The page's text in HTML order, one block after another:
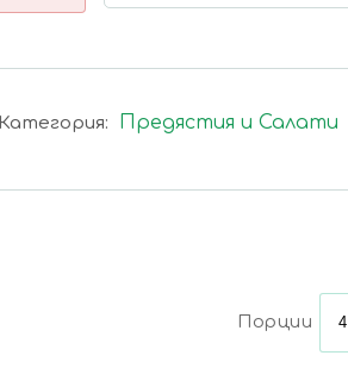
Категория: Предястия и Салати
Порции